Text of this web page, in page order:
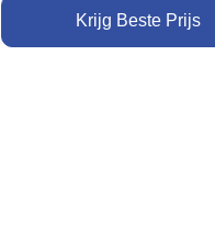
Krijg Beste Prijs